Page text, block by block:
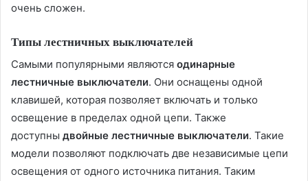
очень сложен.
Типы лестничных выключателей
Самыми популярными являются одинарные
лестничные выключатели. Они оснащены одной
клавишей, которая позволяет включать и только
освещение в пределах одной цепи. Также
доступны двойные лестничные выключатели. Такие
модели позволяют подключать две независимые цепи
освещения от одного источника питания. Таким